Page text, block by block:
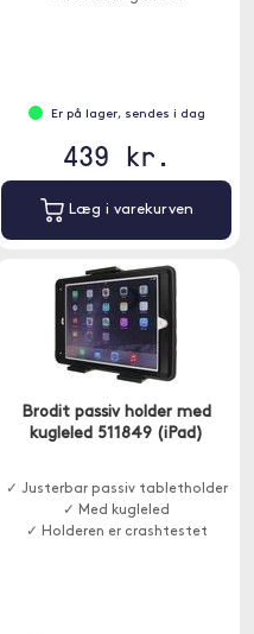
Er på lager, sendes i dag
439 kr.
Læg i varekurven
Brodit passiv holder med
kugleled 511849 (iPad)
✓ Justerbar passiv tabletholder
✓ Med kugleled
✓ Holderen er crashtestet